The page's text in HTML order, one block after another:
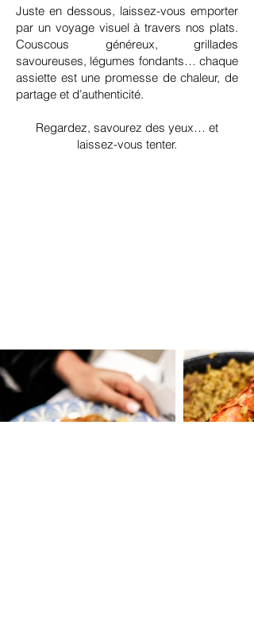
Juste en dessous, laissez-vous emporter
par un voyage visuel à travers nos plats.
Couscous généreux, grillades
savoureuses, légumes fondants… chaque
assiette est une promesse de chaleur, de
partage et d’authenticité.
Regardez, savourez des yeux… et
laissez-vous tenter.